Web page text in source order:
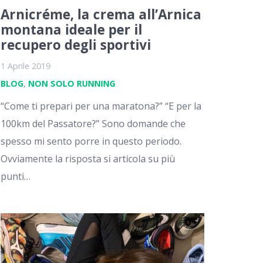
Arnicréme, la crema all’Arnica
montana ideale per il
recupero degli sportivi
1 Aprile 2019
BLOG, NON SOLO RUNNING
“Come ti prepari per una maratona?” “E per la
100km del Passatore?” Sono domande che
spesso mi sento porre in questo periodo.
Ovviamente la risposta si articola su più
punti…